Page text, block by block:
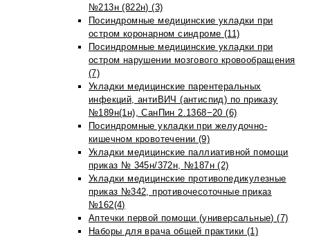
№213н (822н) (3)
Посиндромные медицинские укладки при
остром коронарном синдроме (11)
Посиндромные медицинские укладки при
остром нарушении мозгового кровообращения
(7)
Укладки медицинские парентеральных
инфекций, антиВИЧ (антиспид) по приказу
№189н(1н), СанПин 2.1368−20 (6)
Посиндромные укладки при желудочно-
кишечном кровотечении (9)
Укладки медицинские паллиативной помощи
приказ № 345н/372н, №187н (2)
Укладки медицинские противопедикулезные
приказ №342, противочесоточные приказ
№162(4)
Аптечки первой помощи (универсальные) (7)
Наборы для врача общей практики (1)